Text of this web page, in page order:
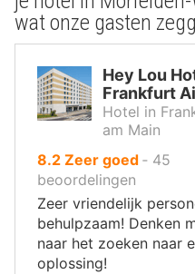
wat onze gasten
Hey Lou
Frankfurt
Hotel in
am Main
8.2uit
10
,
Zeer goed ‐ 45
beoordelingen
Zeer vriendelijk
behulpzaam! Denken
naar het zoeken naar
oplossing!